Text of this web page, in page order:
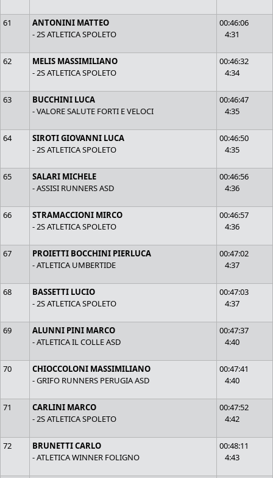
61
ANTONINI MATTEO
- 2S ATLETICA SPOLETO
00:46:06
4:31
62
MELIS MASSIMILIANO
- 2S ATLETICA SPOLETO
00:46:32
4:34
63
BUCCHINI LUCA
- VALORE SALUTE FORTI E VELOCI
00:46:47
4:35
64
SIROTI GIOVANNI LUCA
- 2S ATLETICA SPOLETO
00:46:50
4:35
65
SALARI MICHELE
- ASSISI RUNNERS ASD
00:46:56
4:36
66
STRAMACCIONI MIRCO
- 2S ATLETICA SPOLETO
00:46:57
4:36
67
PROIETTI BOCCHINI PIERLUCA
- ATLETICA UMBERTIDE
00:47:02
4:37
68
BASSETTI LUCIO
- 2S ATLETICA SPOLETO
00:47:03
4:37
69
ALUNNI PINI MARCO
- ATLETICA IL COLLE ASD
00:47:37
4:40
70
CHIOCCOLONI MASSIMILIANO
- GRIFO RUNNERS PERUGIA ASD
00:47:41
4:40
71
CARLINI MARCO
- 2S ATLETICA SPOLETO
00:47:52
4:42
72
BRUNETTI CARLO
- ATLETICA WINNER FOLIGNO
00:48:11
4:43